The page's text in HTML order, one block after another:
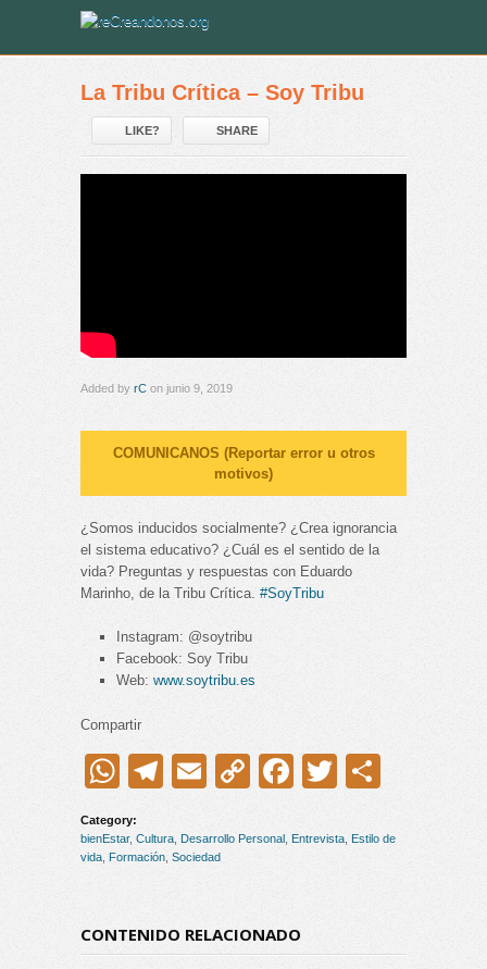
La Tribu Crítica – Soy Tribu
LIKE? SHARE
Added by rC on junio 9, 2019
COMUNICANOS (Reportar error u otros
motivos)
¿Somos inducidos socialmente? ¿Crea ignorancia
el sistema educativo? ¿Cuál es el sentido de la
vida? Preguntas y respuestas con Eduardo
Marinho, de la Tribu Crítica. #SoyTribu
Instagram: @soytribu
Facebook: Soy Tribu
Web: www.soytribu.es
Compartir
WhatsApp
Telegram
EmailCopyFacebook
Twitter
Category:
bienEstar, Cultura Desarrollo Personal Entrevista Estilo de
vida Formación Sociedad
CONTENIDO RELACIONADO